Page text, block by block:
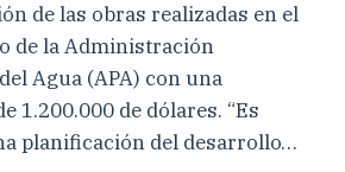
de las obras realizadas en el
de la Administración
Agua (APA) con una
1.200.000 de dólares. “Es
planificación del desarrollo…